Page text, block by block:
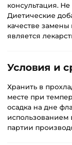
консультация.
Диетические
качестве
является
Условия и
Хранить в
месте при
осадка на дне
использованием
партии